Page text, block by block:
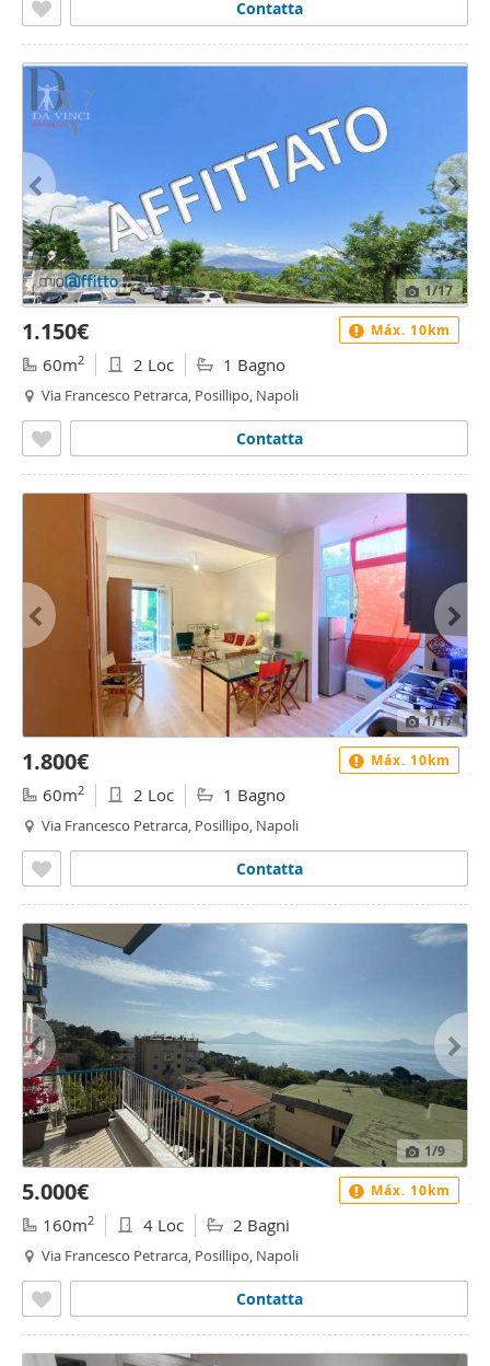
Contatta
1/17
1.150€
60m2 2 Loc 1 Bagno
Via Francesco Petrarca, Posillipo, Napoli
Contatta
Máx. 10km
1/17
1.800€
60m2 2 Loc 1 Bagno
Via Francesco Petrarca, Posillipo, Napoli
Contatta
Máx. 10km
1/9
5.000€
160m2 4 Loc 2 Bagni
Via Francesco Petrarca, Posillipo, Napoli
Contatta
Máx. 10km